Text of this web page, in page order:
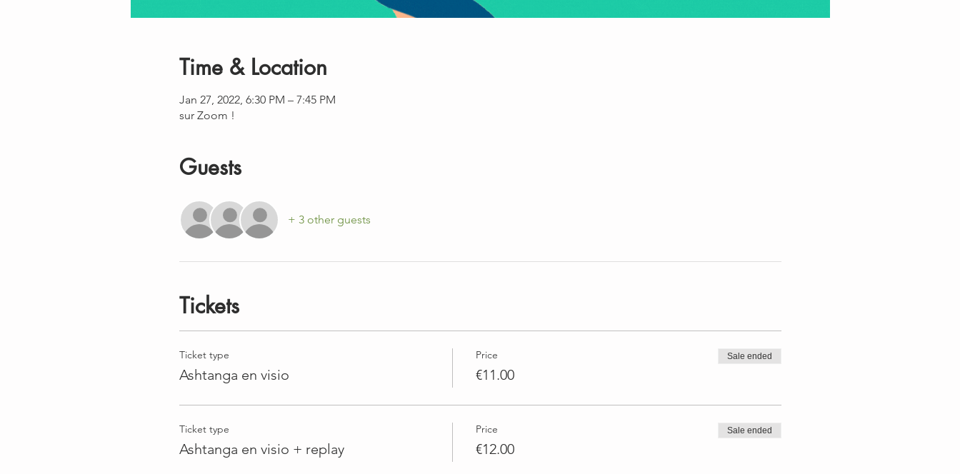
Time & Location
Jan 27, 2022, 6:30 PM – 7:45 PM
sur Zoom !
Guests
+ 3 other guests
Tickets
Ticket type
Ashtanga en visio
Price
€11.00
Sale ended
Ticket type
Ashtanga en visio + replay
Price
€12.00
Sale ended